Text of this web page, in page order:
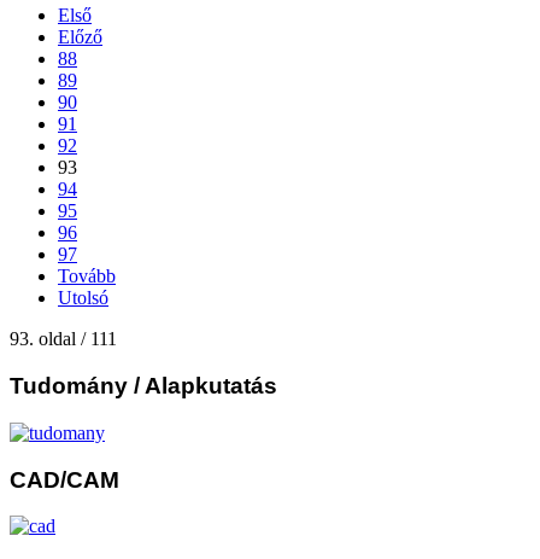
Első
Előző
88
89
90
91
92
93
94
95
96
97
Tovább
Utolsó
93. oldal / 111
Tudomány / Alapkutatás
CAD/CAM